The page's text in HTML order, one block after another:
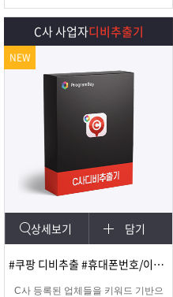
C사 사업자디비추출기
상세보기 담기
#쿠팡 디비추출 #휴대폰번호/이메일
C사 등록된 업체들을 키워드 기반으
NEW